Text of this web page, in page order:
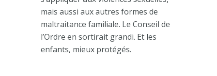
mais aussi aux autres formes de
maltraitance familiale. Le Conseil de
l’Ordre en sortirait grandi. Et les
enfants, mieux protégés.